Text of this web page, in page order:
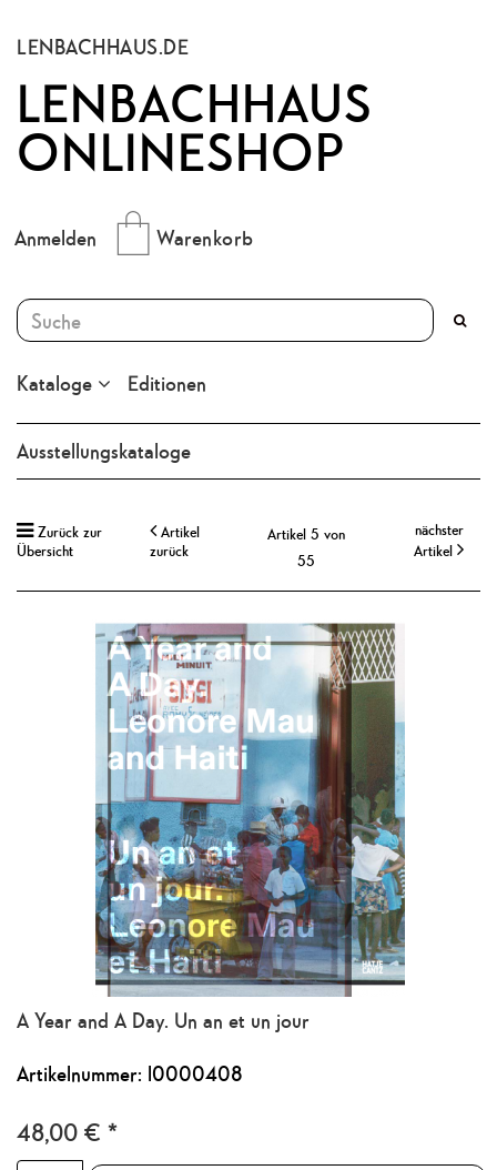
LENBACHHAUS.DE
LENBACHHAUS
ONLINESHOP
Anmelden Warenkorb
Kataloge Editionen
Ausstellungskataloge
Zurück zur
Übersicht
Artikel
zurück
Artikel 5 von
55
nächster
Artikel
A Year and A Day. Un an et un jour
Artikelnummer: l0000408
48,00 € *